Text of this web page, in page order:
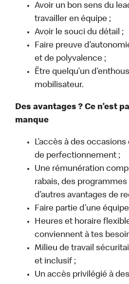
Avoir un bon sens du
travailler en équipe ;
Avoir le souci du détail ;
Faire preuve
et de polyvalence ;
Être quelqu’un
mobilisateur.
Des avantages ? Ce n’est
manque
L’accès à des
de perfectionnement ;
Une rémunération
rabais, des
d’autres avantages de
Faire partie d’une
Heures et horaire
conviennent à tes
Milieu de travail
et inclusif ;
Un accès privilégié à